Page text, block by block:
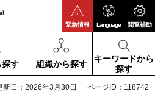
緊急情報 Language 閲覧補助
探す 組織から探す
キーワードから
探す
新日：2026年3月30日 ページID：118742